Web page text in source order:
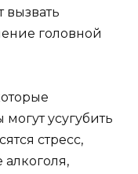
вызвать
головной
усугубить
стресс,
алкоголя,